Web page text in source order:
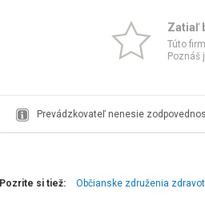
Zatiaľ
Túto
Poznáš
Prevádzkovateľ nenesie
Pozrite si tiež: Občianske združenia